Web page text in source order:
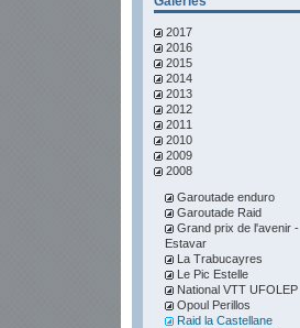
2017
2016
2015
2014
2013
2012
2011
2010
2009
2008
Garoutade enduro
Garoutade Raid
Grand prix de l'avenir -
Estavar
La Trabucayres
Le Pic Estelle
National VTT UFOLEP
Opoul Perillos
Raid la Castellane